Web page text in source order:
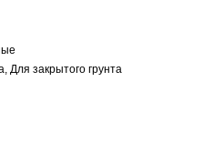
Для закрытого грунта